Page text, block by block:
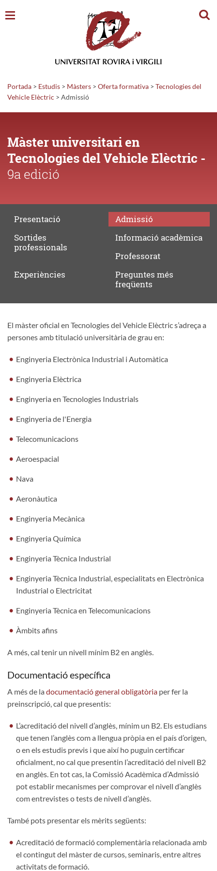
Portada > Estudis > Màsters > Oferta formativa > Tecnologies del
Vehicle Elèctric > Admissió
Màster universitari en
Tecnologies del Vehicle Elèctric -
9a edició
Presentació
Admissió
Sortides
professionals
Informació acadèmica
Professorat
Experiències
Preguntesmés
freqüents
Admissió
El màster oficial en Tecnologies del Vehicle Elèctric s’adreça a
persones amb titulació universitària de grau en:
Enginyeria Electrònica Industrial i Automàtica
Enginyeria Elèctrica
Enginyeria en Tecnologies Industrials
Enginyeria de l'Energia
Telecomunicacions
Aeroespacial
Nava
Aeronàutica
Enginyeria Mecànica
Enginyeria Química
Enginyeria Tècnica Industrial
Enginyeria Tècnica Industrial, especialitats en Electrònica
Industrial o Electricitat
Enginyeria Tècnica en Telecomunicacions
Àmbits afins
A més, cal tenir un nivell mínim B2 en anglès.
Documentació específica
A més de la documentació general obligatòria per fer la
preinscripció, cal que presentis:
L’acreditació del nivell d’anglès, mínim un B2. Els estudians
que tenen l’anglès com a llengua pròpia en el país d’origen,
o en els estudis previs i que així ho puguin certificar
oficialment, no cal que presentin l’acreditació del nivell B2
en anglès. En tot cas, la Comissió Acadèmica d’Admissió
pot establir mecanismes per comprovar el nivell d’anglès
com entrevistes o tests de nivell d’anglès.
També pots presentar els mèrits següents:
Acreditació de formació complementària relacionada amb
el contingut del màster de cursos, seminaris, entre altres
activitats de formació.